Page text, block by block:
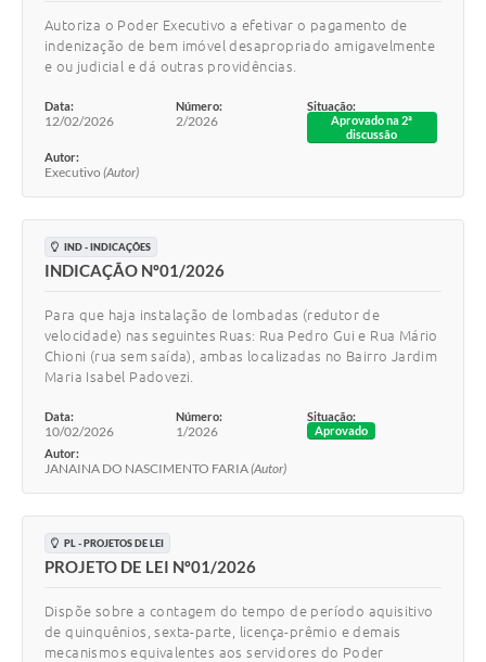
Autoriza o Poder Executivo a efetivar o pagamento de
indenização de bem imóvel desapropriado amigavelmente
e ou judicial e dá outras providências.
Data:
12/02/2026
Número:
2/2026
Situação:
Aprovado na 2ª
discussão
Autor:
Executivo (Autor)
IND - INDICAÇÕES
INDICAÇÃO Nº01/2026
Para que haja instalação de lombadas (redutor de
velocidade) nas seguintes Ruas: Rua Pedro Gui e Rua Mário
Chioni (rua sem saída), ambas localizadas no Bairro Jardim
Maria Isabel Padovezi.
Data:
10/02/2026
Número:
1/2026
Situação:
Aprovado
Autor:
JANAINA DO NASCIMENTO FARIA(Autor)
PL - PROJETOS DE LEI
PROJETO DE LEI Nº01/2026
Dispõe sobre a contagem do tempo de período aquisitivo
de quinquênios, sexta-parte, licença-prêmio e demais
mecanismos equivalentes aos servidores do Poder